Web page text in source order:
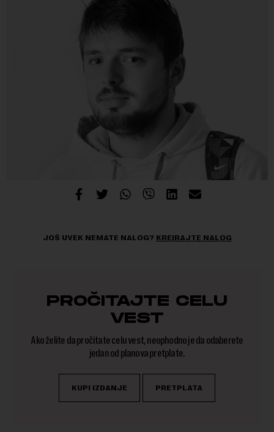
JOŠ UVEK NEMATE NALOG? KREIRAJTE NALOG
PROČITAJTE CELU
VEST
Ako želite da pročitate celu vest, neophodno je da odaberete
jedan od planova pretplate.
KUPI IZDANJE PRETPLATA